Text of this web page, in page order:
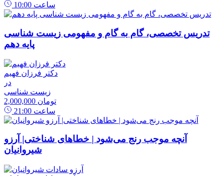
10:00 ساعت
تدریس تخصصی، گام به گام و مفهومی زیست شناسی
پایه دهم
دکتر فرزان فهیم
در
زیست شناسی
2,000,000 تومان
21:00 ساعت
آنچه موجب رنج می‌شود | خطاهای شناختی| آرزو
شیروانیان